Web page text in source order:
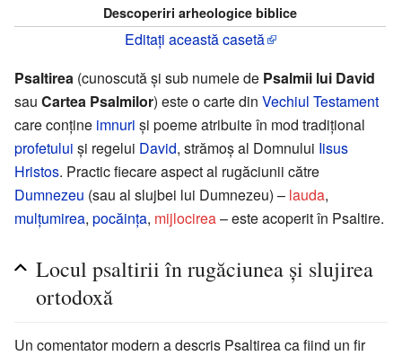
Descoperiri arheologice biblice
Editați această casetă
Psaltirea (cunoscută și sub numele de Psalmii lui David
sau Cartea Psalmilor) este o carte din Vechiul Testament
care conține imnuri și poeme atribuite în mod tradițional
profetului și regelui David, strămoș al Domnului Iisus
Hristos. Practic fiecare aspect al rugăciunii către
Dumnezeu (sau al slujbei lui Dumnezeu) – lauda,
mulțumirea, pocăința, mijlocirea– este acoperit în Psaltire.
Locul psaltirii în rugăciunea și slujirea
ortodoxă
Un comentator modern a descris Psaltirea ca fiind un fir